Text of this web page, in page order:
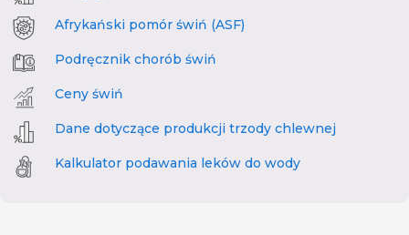
Afrykański pomór świń (ASF)
Podręcznik chorób świń
Ceny świń
Dane dotyczące produkcji trzody chlewnej
Kalkulator podawania leków do wody